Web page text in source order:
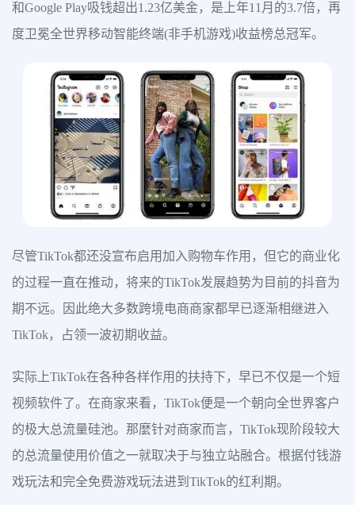
和Google Play吸钱超出1.23亿美金，是上年11月的3.7倍，再
度卫冕全世界移动智能终端(非手机游戏)收益榜总冠军。
尽管TikTok都还没宣布启用加入购物车作用，但它的商业化
的过程一直在推动，将来的TikTok发展趋势为目前的抖音为
期不远。因此绝大多数跨境电商商家都早已逐渐相继进入
TikTok，占领一波初期收益。
实际上TikTok在各种各样作用的扶持下，早已不仅是一个短
视频软件了。在商家来看，TikTok便是一个朝向全世界客户
的极大总流量硅池。那麼针对商家而言，TikTok现阶段较大
的总流量使用价值之一就取决于与独立站融合。根据付钱游
戏玩法和完全免费游戏玩法进到TikTok的红利期。